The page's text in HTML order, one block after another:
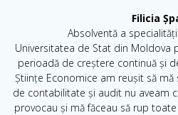
Filicia
Absolventă a specialității
Universitatea de Stat din Moldova
perioadă de creștere continuă și
Științe Economice am reușit să mă
de contabilitate și audit nu aveam
provocau și mă făceau să rup